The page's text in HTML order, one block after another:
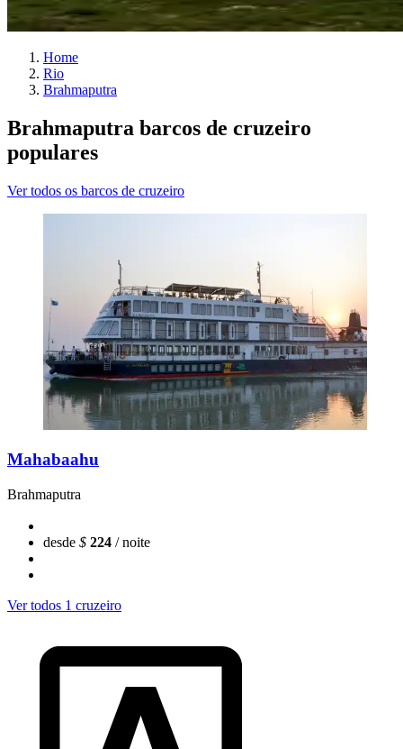
Home
Rio
Brahmaputra
Brahmaputra barcos de cruzeiro
populares
Ver todos os barcos de cruzeiro
Mahabaahu
Brahmaputra
desde $ 224 / noite
Ver todos 1 cruzeiro